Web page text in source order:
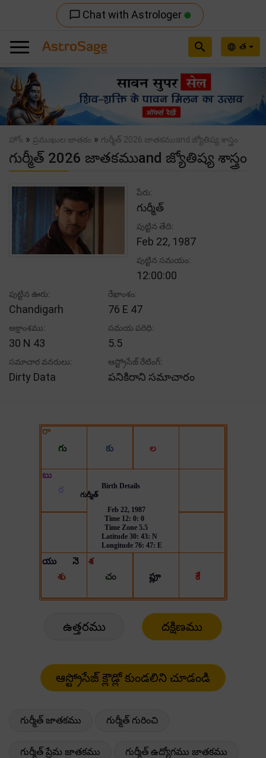
chat_bubble_outline Chat with Astrologer
language త
search
Previous
హోం » ప్రముఖుల జాతకం » గుర్మీత్ 2026 జాతకముand జ్యోతిష్య శాస్త్రం
గుర్మీత్ 2026 జాతకముand జ్యోతిష్య శాస్త్రం
పేరు:
గుర్మీత్
పుట్టిన తేది:
Feb 22, 1987
పుట్టిన సమయం:
12:00:00
పుట్టిన ఊరు:
Chandigarh
రేఖాంశం:
76 E 47
అక్షాంశము:
30 N 43
సమయ పరిధి:
5.5
సమాచార వనరులు:
Dirty Data
ఆస్ట్రోసేజ్ రేటింగ్:
పనికిరాని సమాచారం
ఉత్తరము దక్షిణము
గుర్మీత్ జాతకము గుర్మీత్ గురించి
గుర్మీత్ ప్రేమ జాతకము గుర్మీత్ ఉద్యోగము జాతకము